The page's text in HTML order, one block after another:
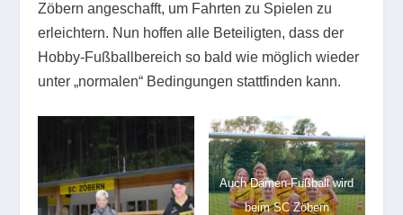
Zöbern angeschafft, um Fahrten zu Spielen zu
erleichtern. Nun hoffen alle Beteiligten, dass der
Hobby-Fußballbereich so bald wie möglich wieder
unter „normalen“ Bedingungen stattfinden kann.
Auch Damen-Fußball wird
beim SC Zöbern